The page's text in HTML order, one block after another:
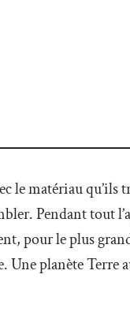
le matériau
Pendant
pour le plus
planète Terre